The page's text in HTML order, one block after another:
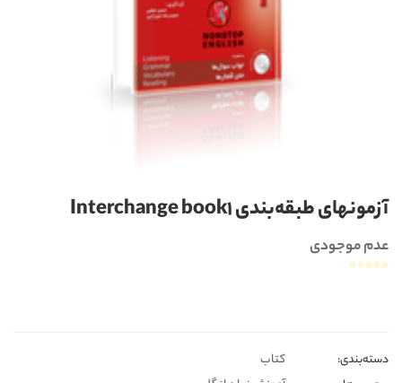
آزمونهای طبقه‌بندی Interchange book1
عدم موجودی
☆ ☆ ☆ ☆ ☆
دسته‌بندی‎‌‌: کتاب